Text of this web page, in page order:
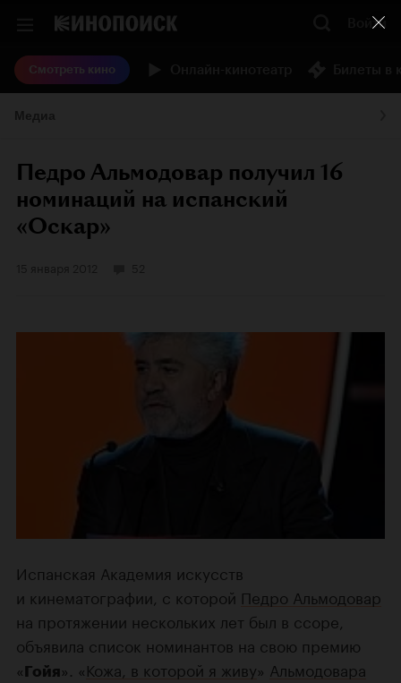
Войти
Смотреть кино
Педро Альмодовар получил 16
номинаций на испанский
«Оскар»
Испанская Академия искусств
и кинематографии, с которой Педро Альмодовар
на протяжении нескольких лет был в ссоре,
объявила список номинантов на свою премию
«Гойя». «Кожа, в которой я живу» Альмодовара